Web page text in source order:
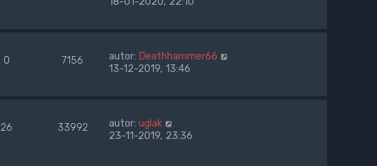
0 7156 autor: Deathhammer66
13-12-2019, 13:46
26 33992 autor: uglak
23-11-2019, 23:36